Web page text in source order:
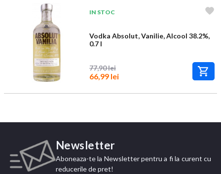
IN STOC
Vodka Absolut, Vanilie, Alcool 38.2%,
0.7 l
77,90 lei
66,99 lei
Newsletter
Aboneaza-te la Newsletter pentru a fi la curent cu
reducerile de pret!